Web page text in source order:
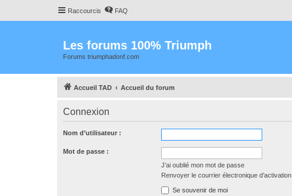
Raccourcis FAQ
Les forums 100% Triumph
Forums triumphadonf.com
Accueil TAD Accueil du forum
Connexion
Nom d’utilisateur :
Mot de passe :
J’ai oublié mon mot de passe
Renvoyer le courrier électronique d’activation
Se souvenir de moi